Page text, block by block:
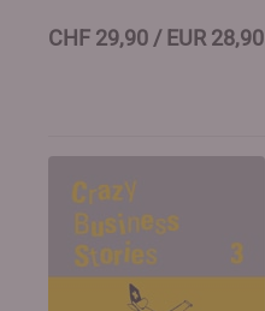
CHF 29,90 / EUR 28,90